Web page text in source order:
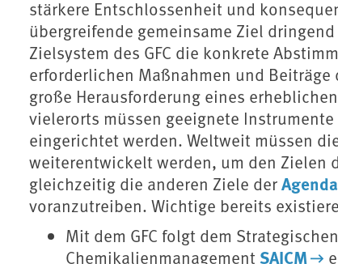
stärkere Entschlossenheit und
übergreifende gemeinsame Ziel
Zielsystem des GFC die konkrete
erforderlichen Maßnahmen und
große Herausforderung eines
vielerorts müssen geeignete
eingerichtet werden. Weltweit müssen
weiterentwickelt werden, um den Zielen
gleichzeitig die anderen Ziele der
voranzutreiben. Wichtige bereits
Mit dem GFC folgt dem
Chemikalienmanagement SAICM